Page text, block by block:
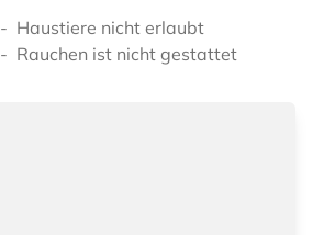
Haustiere nicht erlaubt
Rauchen ist nicht gestattet